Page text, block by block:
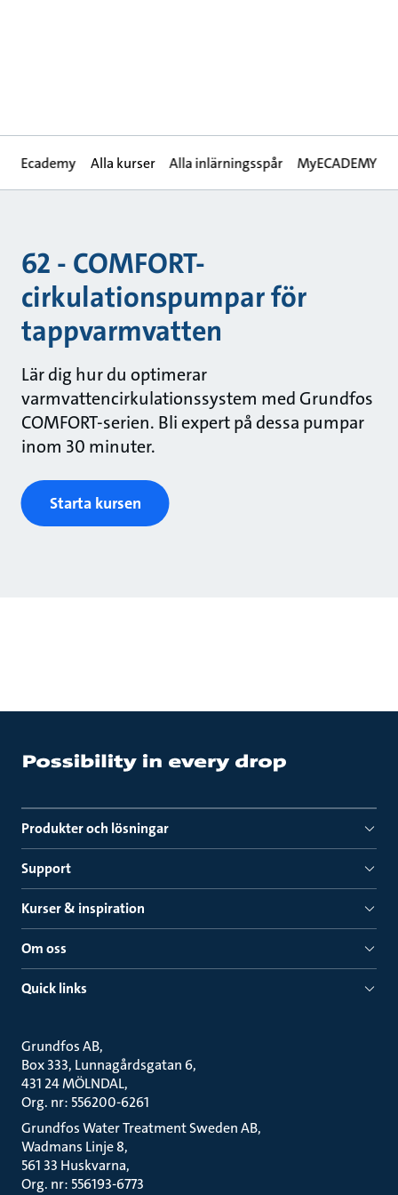
Ecademy Alla kurser Alla inlärningsspår MyECADEMY
62 - COMFORT-
cirkulationspumpar för
tappvarmvatten
Lär dig hur du optimerar
varmvattencirkulationssystem med Grundfos
COMFORT-serien. Bli expert på dessa pumpar
inom 30 minuter.
Starta kursen
Produkter och lösningar
Support
Kurser & inspiration
Om oss
Quick links
Grundfos AB
Box 333, Lunnagårdsgatan 6
431 24 MÖLNDAL
Org. nr: 556200-6261
Grundfos Water Treatment Sweden AB
Wadmans Linje 8
561 33 Huskvarna
Org. nr: 556193-6773